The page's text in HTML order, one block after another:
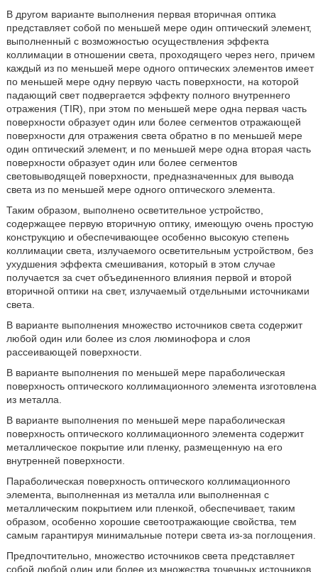
В другом варианте выполнения первая вторичная оптика
представляет собой по меньшей мере один оптический элемент,
выполненный с возможностью осуществления эффекта
коллимации в отношении света, проходящего через него, причем
каждый из по меньшей мере одного оптических элементов имеет
по меньшей мере одну первую часть поверхности, на которой
падающий свет подвергается эффекту полного внутреннего
отражения (TIR), при этом по меньшей мере одна первая часть
поверхности образует один или более сегментов отражающей
поверхности для отражения света обратно в по меньшей мере
один оптический элемент, и по меньшей мере одна вторая часть
поверхности образует один или более сегментов
световыводящей поверхности, предназначенных для вывода
света из по меньшей мере одного оптического элемента.
Таким образом, выполнено осветительное устройство,
содержащее первую вторичную оптику, имеющую очень простую
конструкцию и обеспечивающее особенно высокую степень
коллимации света, излучаемого осветительным устройством, без
ухудшения эффекта смешивания, который в этом случае
получается за счет объединенного влияния первой и второй
вторичной оптики на свет, излучаемый отдельными источниками
света.
В варианте выполнения множество источников света содержит
любой один или более из слоя люминофора и слоя
рассеивающей поверхности.
В варианте выполнения по меньшей мере параболическая
поверхность оптического коллимационного элемента изготовлена
из металла.
В варианте выполнения по меньшей мере параболическая
поверхность оптического коллимационного элемента содержит
металлическое покрытие или пленку, размещенную на его
внутренней поверхности.
Параболическая поверхность оптического коллимационного
элемента, выполненная из металла или выполненная с
металлическим покрытием или пленкой, обеспечивает, таким
образом, особенно хорошие светоотражающие свойства, тем
самым гарантируя минимальные потери света из-за поглощения.
Предпочтительно, множество источников света представляет
собой любой один или более из множества точечных источников